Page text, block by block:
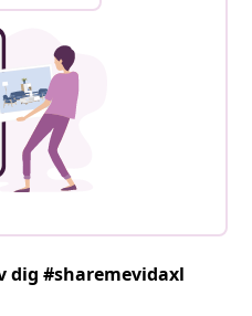
dig #sharemevidaxl